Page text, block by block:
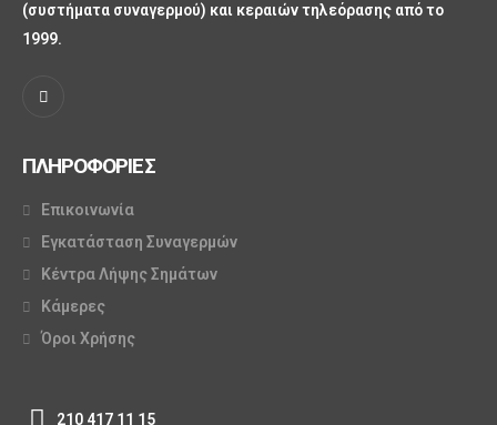
(συστήματα συναγερμού) και κεραιών τηλεόρασης από το
1999.
ΠΛΗΡΟΦΟΡΙΕΣ
Επικοινωνία
Εγκατάσταση Συναγερμών
Κέντρα Λήψης Σημάτων
Κάμερες
Όροι Χρήσης
210 417 11 15